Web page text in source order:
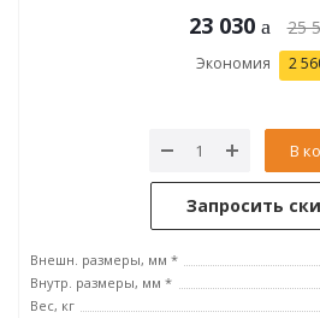
23 030 25
Экономия 2
В
Запросить
Внешн. размеры, мм *
Внутр. размеры, мм *
Вес, кг